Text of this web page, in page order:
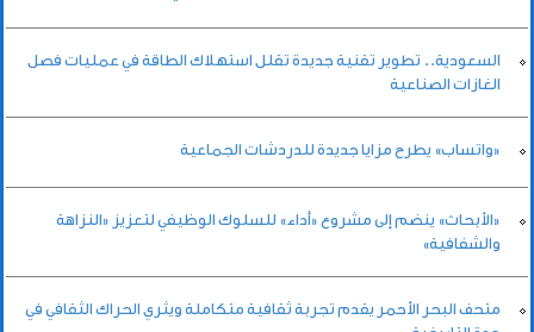
السعودية.. تطوير تقنية جديدة تقلل استهلاك الطاقة في عمليات فصل
الغازات الصناعية
«واتساب» يطرح مزايا جديدة للدردشات الجماعية
«الأبحاث» ينضم إلى مشروع «أداء» للسلوك الوظيفي لتعزيز «النزاهة
والشفافية»
متحف البحر الأحمر يقدم تجربة ثقافية متكاملة ويثري الحراك الثقافي في